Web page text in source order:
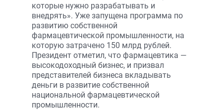
которые нужно разрабатывать и
внедрять». Уже запущена программа по
развитию собственной
фармацевтической промышленности, на
которую затрачено 150 млрд рублей.
Президент отметил, что фармацевтика —
высокодоходный бизнес, и призвал
представителей бизнеса вкладывать
деньги в развитие собственной
национальной фармацевтической
промышленности.